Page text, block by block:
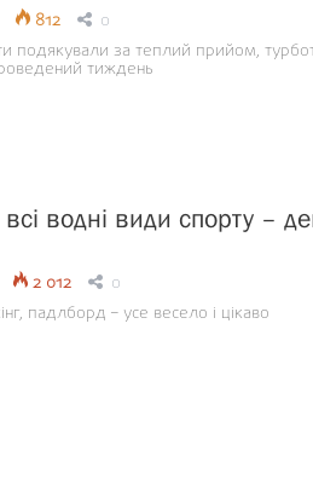
812 0
подякували за теплий прийом,
тиждень
водні види спорту –
2 012 0
падлборд – усе весело і цікаво